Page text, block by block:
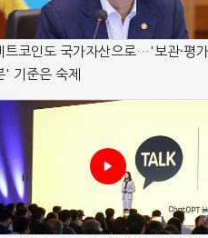
트코인도 국가자산으로…'보관·평가
' 기준은 숙제